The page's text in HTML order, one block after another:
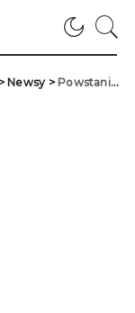
Newsy> Powstanie drugi sezon „Love, Victor”